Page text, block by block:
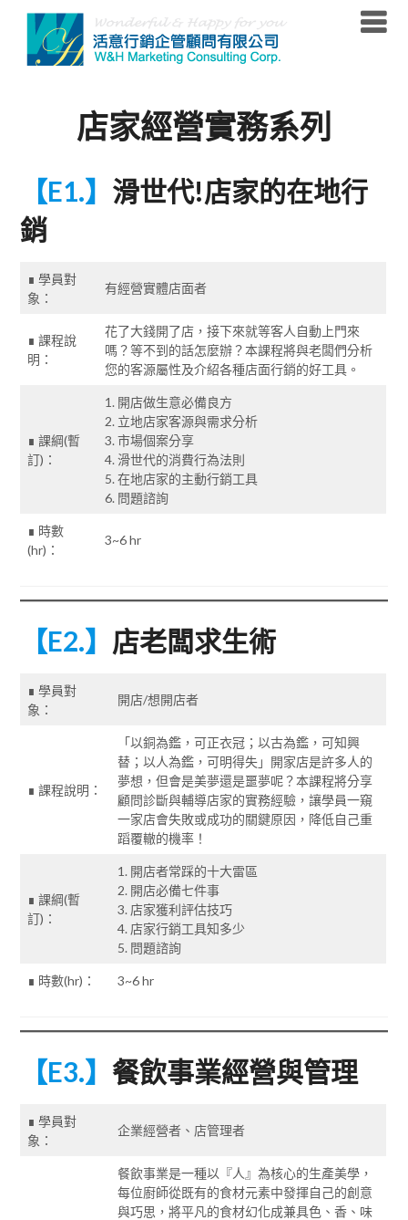
content
店家經營實務系列
【E1.】 滑世代!店家的在地行
銷
∎ 學員對
象：
有經營實體店面者
∎ 課程說
明：
花了大錢開了店，接下來就等客人自動上門來
嗎？等不到的話怎麼辦？本課程將與老闆們分析
您的客源屬性及介紹各種店面行銷的好工具。
∎ 課綱(暫
訂)：
1. 開店做生意必備良方
2. 立地店家客源與需求分析
3. 市場個案分享
4. 滑世代的消費行為法則
5. 在地店家的主動行銷工具
6. 問題諮詢
∎ 時數
(hr)：
3~6 hr
【E2.】 店老闆求生術
∎ 學員對
象：
開店/想開店者
∎ 課程說明：
「以銅為鑑，可正衣冠；以古為鑑，可知興
替；以人為鑑，可明得失」開家店是許多人的
夢想，但會是美夢還是噩夢呢？本課程將分享
顧問診斷與輔導店家的實務經驗，讓學員一窺
一家店會失敗或成功的關鍵原因，降低自己重
蹈覆轍的機率！
∎ 課綱(暫
訂)：
1. 開店者常踩的十大雷區
2. 開店必備七件事
3. 店家獲利評估技巧
4. 店家行銷工具知多少
5. 問題諮詢
∎ 時數(hr)： 3~6 hr
【E3.】 餐飲事業經營與管理
∎ 學員對
象：
企業經營者、店管理者
餐飲事業是一種以『人』為核心的生產美學，
每位廚師從既有的食材元素中發揮自己的創意
與巧思，將平凡的食材幻化成兼具色、香、味